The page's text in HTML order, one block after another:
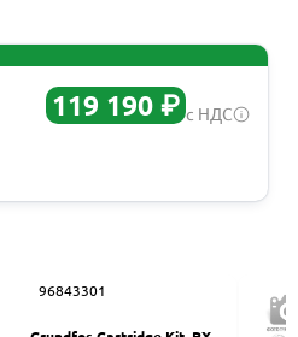
119 190 ₽ с НДС
96843301